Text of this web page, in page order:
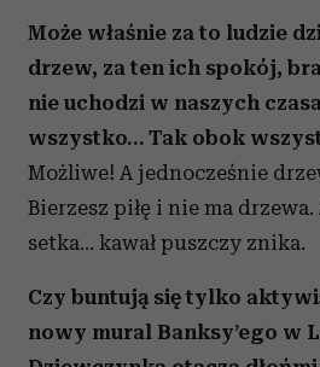
Może właśnie za to ludzie
drzew, za ten ich spokój,
nie uchodzi w naszych
wszystko… Tak obok
Możliwe! A jednocześnie
Bierzesz piłę i nie ma
setka… kawał puszczy znika.
Czy buntują się tylko
nowy mural Banksy’ego w